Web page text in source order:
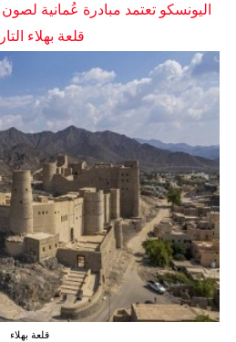
اليونسكو تعتمد مبادرة عُمانية
قلعة بهلاء
قلعة بهلاء